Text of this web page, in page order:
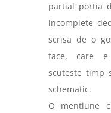
partial portia
incomplete
scrisa de o
face, care e
scuteste timp
schematic.
O mentiune